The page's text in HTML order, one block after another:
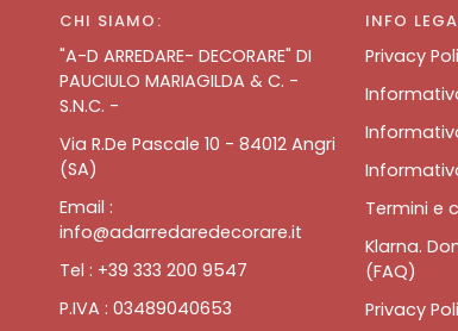
CHI SIAMO:
"A-D ARREDARE- DECORARE" DI
PAUCIULO MARIAGILDA & C. -
S.N.C. -
Via R.De Pascale 10 - 84012 Angri
(SA)
Email :
info@adarredaredecorare.it
Tel : +39 333 200 9547
P.IVA : 03489040653
INFO
Privacy
Termini e
Klarna.
(FAQ)
Privacy